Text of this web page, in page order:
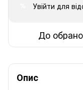
Увійти для
До
Опис